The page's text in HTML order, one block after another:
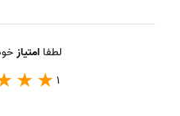
لطفاامتیاز
1